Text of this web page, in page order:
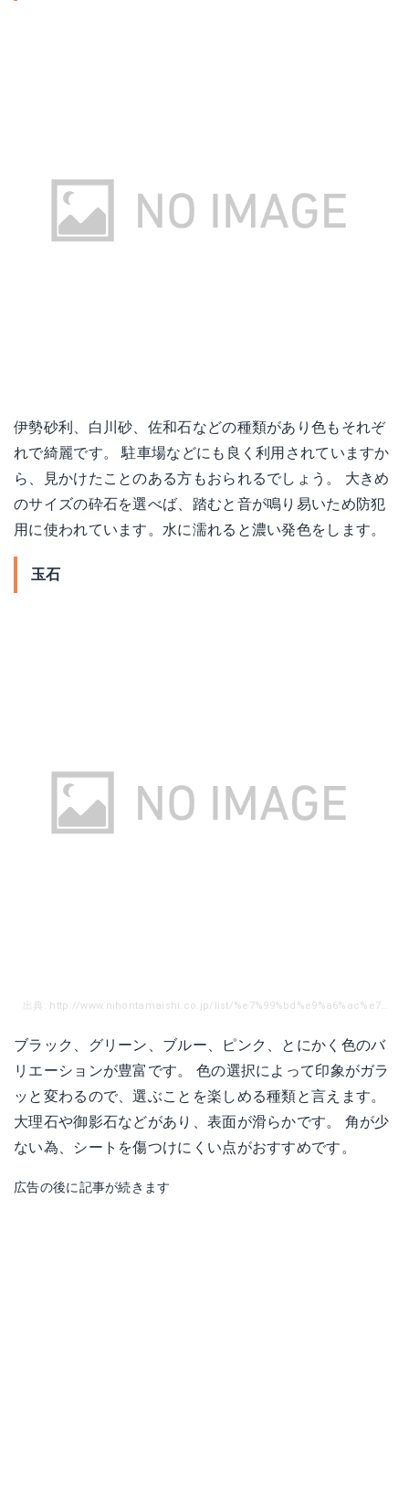
伊勢砂利、白川砂、佐和石などの種類があり色もそれぞ
れで綺麗です。 駐車場などにも良く利用されていますか
ら、見かけたことのある方もおられるでしょう。 大きめ
のサイズの砕石を選べば、踏むと音が鳴り易いため防犯
用に使われています。水に濡れると濃い発色をします。
玉石
ブラック、グリーン、ブルー、ピンク、とにかく色のバ
リエーションが豊富です。 色の選択によって印象がガラ
ッと変わるので、選ぶことを楽しめる種類と言えます。
大理石や御影石などがあり、表面が滑らかです。 角が少
ない為、シートを傷つけにくい点がおすすめです。
広告の後に記事が続きます